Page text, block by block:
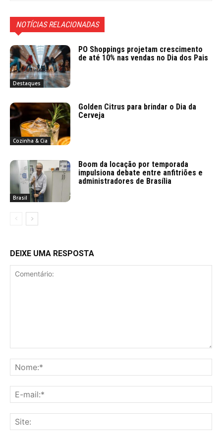
NOTÍCIAS RELACIONADAS
Destaques
PO Shoppings projetam crescimento
de até 10% nas vendas no Dia dos Pais
Cozinha & Cia
Golden Citrus para brindar o Dia da
Cerveja
Brasil
Boom da locação por temporada
impulsiona debate entre anfitriões e
administradores de Brasília
DEIXE UMA RESPOSTA